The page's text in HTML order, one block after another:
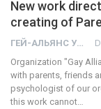
New work
creating of
ГЕЙ-АЛЬЯНС УКРАИНА
Organization "Gay
with parents, friends
psychologist of our
this work cannot…